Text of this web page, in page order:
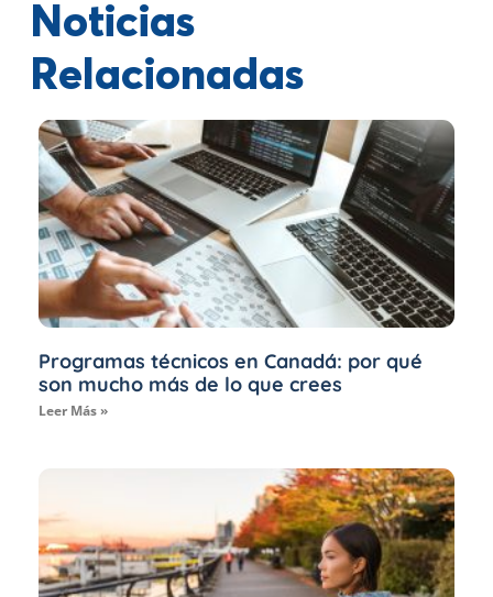
Noticias
Relacionadas
Programas técnicos en Canadá: por qué
son mucho más de lo que crees
Leer Más »